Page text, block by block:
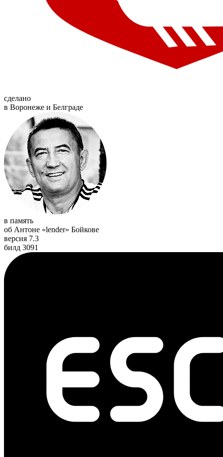
сделано
в Воронеже и Белграде
в память
об Антоне «lender» Бойкове
версия 7.3
билд 3091